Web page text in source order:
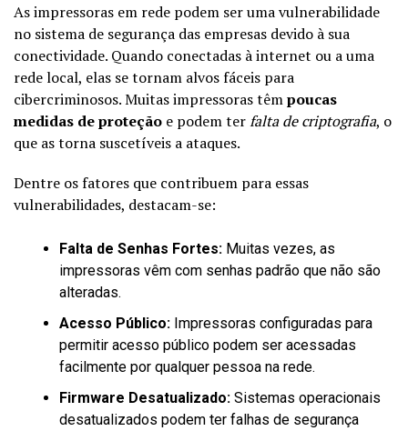
As impressoras em rede podem ser uma vulnerabilidade
no sistema de segurança das empresas devido à sua
conectividade. Quando conectadas à internet ou a uma
rede local, elas se tornam alvos fáceis para
cibercriminosos. Muitas impressoras têmpoucas
medidas de proteção e podem terfalta de criptografia, o
que as torna suscetíveis a ataques.
Dentre os fatores que contribuem para essas
vulnerabilidades, destacam-se:
Falta de Senhas Fortes: Muitas vezes, as
impressoras vêm com senhas padrão que não são
alteradas.
Acesso Público: Impressoras configuradas para
permitir acesso público podem ser acessadas
facilmente por qualquer pessoa na rede.
Firmware Desatualizado: Sistemas operacionais
desatualizados podem ter falhas de segurança